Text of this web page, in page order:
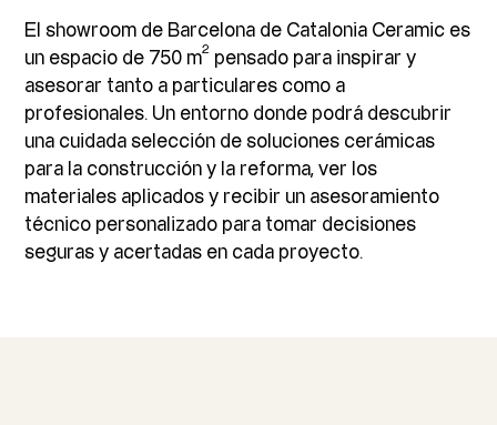
El showroom de Barcelona de Catalonia Ceramic es
un espacio de 750 m2 pensado para inspirar y
asesorar tanto a particulares como a
profesionales. Un entorno donde podrá descubrir
una cuidada selección de soluciones cerámicas
para la construcción y la reforma, ver los
materiales aplicados y recibir un asesoramiento
técnico personalizado para tomar decisiones
seguras y acertadas en cada proyecto.